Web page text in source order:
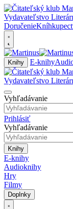
Doručenie
Knihy E-knihy
Vyhľadávanie
Prihlásiť
Vyhľadávanie
Knihy
E-knihy
Audioknihy
Hry
Filmy
Doplnky